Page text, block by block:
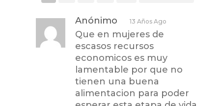
Anónimo 13 Años Ago
Que en mujeres de
escasos recursos
economicos es muy
lamentable por que no
tienen una buena
alimentacion para poder